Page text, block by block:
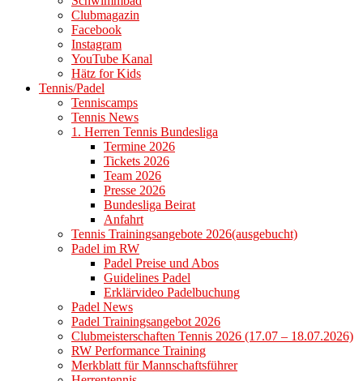
Clubmagazin
Facebook
Instagram
YouTube Kanal
Hätz for Kids
Tennis/Padel
Tenniscamps
Tennis News
1. Herren Tennis Bundesliga
Termine 2026
Tickets 2026
Team 2026
Presse 2026
Bundesliga Beirat
Anfahrt
Tennis Trainingsangebote 2026(ausgebucht)
Padel im RW
Padel Preise und Abos
Guidelines Padel
Erklärvideo Padelbuchung
Padel News
Padel Trainingsangebot 2026
Clubmeisterschaften Tennis 2026 (17.07 – 18.07.2026)
RW Performance Training
Merkblatt für Mannschaftsführer